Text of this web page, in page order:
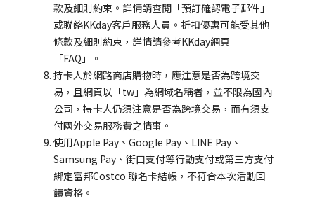
款及細則約束。詳情請查閱「預訂確認電子郵件」
或聯絡KKday客戶服務人員。折扣優惠可能受其他
條款及細則約束，詳情請參考KKday網頁
「FAQ」。
持卡人於網路商店購物時，應注意是否為跨境交
易，且網頁以「tw」為網域名稱者，並不限為國內
公司，持卡人仍須注意是否為跨境交易，而有須支
付國外交易服務費之情事。
使用Apple Pay、Google Pay、LINE Pay、
Samsung Pay、街口支付等行動支付或第三方支付
綁定富邦Costco 聯名卡結帳，不符合本次活動回
饋資格。